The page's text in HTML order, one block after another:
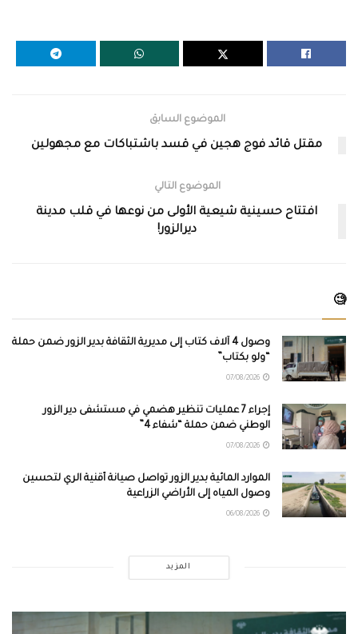
الموضوع السابق
مقتل قائد فوج هجين في قسد باشتباكات مع مجهولين
الموضوع التالي
افتتاح حسينية شيعية الأولى من نوعها في قلب مدينة
ديرالزور!
🧐
وصول 4 آلاف كتاب إلى مديرية الثقافة بدير الزور ضمن حملة
“ولو بكتاب”
إجراء 7 عمليات تنظير هضمي في مستشفى دير الزور
الوطني ضمن حملة “شفاء 4”
الموارد المائية بدير الزور تواصل صيانة أقنية الري لتحسين
وصول المياه إلى الأراضي الزراعية
المزيد